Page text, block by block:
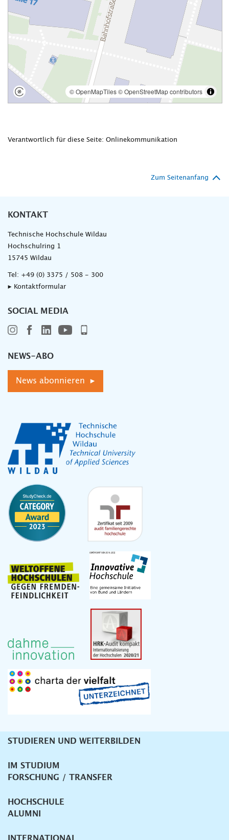
Verantwortlich für diese Seite: Onlinekommunikation
Zum Seitenanfang
KONTAKT
Technische Hochschule Wildau
Hochschulring 1
15745 Wildau
Tel: +49 (0) 3375 / 508 - 300
▸ Kontaktformular
SOCIAL MEDIA
NEWS-ABO
News abonnieren ▸
Unternavigation
STUDIEREN UND WEITERBILDEN
IM STUDIUM
FORSCHUNG / TRANSFER
HOCHSCHULE
ALUMNI